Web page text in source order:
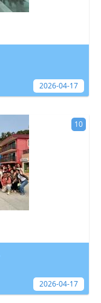
2026-04-17
10
2026-04-17